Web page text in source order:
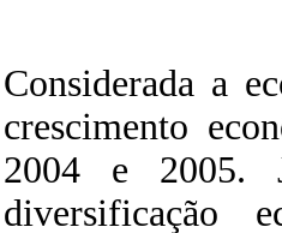
Considerada a
crescimento
2004 e 2005.
diversificação